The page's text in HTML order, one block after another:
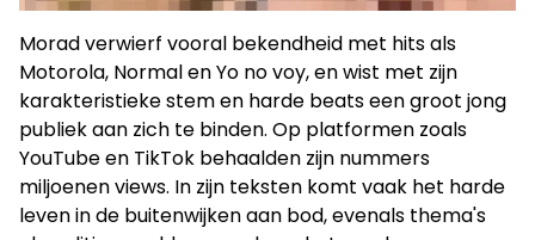
Morad verwierf vooral bekendheid met hits als
Motorola, Normal en Yo no voy, en wist met zijn
karakteristieke stem en harde beats een groot jong
publiek aan zich te binden. Op platformen zoals
YouTube en TikTok behaalden zijn nummers
miljoenen views. In zijn teksten komt vaak het harde
leven in de buitenwijken aan bod, evenals thema's